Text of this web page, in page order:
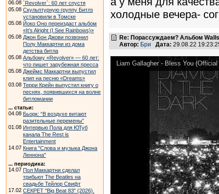
06.08 `Revolver`: 60 лет спустя
05.08 Скульптурную группу Битлз
установили в Томске
05.08 Йоко Оно переиздаст альбом
«It’s Alright (I See Rainbows)»
05.08 Джон Бон Джови позвонил
Полу Маккартни из дома
детства битла
05.08 Альбому «Revolver» — 60 лет:
что пишет зарубежная пресса
05.08 Джеймс Маккартни выпустил
клип на песню «Dreams»
03.08 Терри Крейн выпустил книгу о
песнях, появившихся на волне
битломании
... статьи:
04.08 Бьорк: “В воздухе витают
разительные перемены”
01.08 Интервью Пола для ЮТуб
канала The Rest is
Entertainment
14.07 Книга "Слова и музыка Джона
Леннона"
... периодика:
14.07 Пол Маккартни сделал
трибьют The Beatles на
свадьбе Тейлор Свифт
17.02 СЕКРЕТ "Big Beat 83" (2026).
холодные вечера-
Re: Порассуждаем? Альбом
Автор: Бри Дата: 29.08.22
Liam Gallagher - Bless You (Official